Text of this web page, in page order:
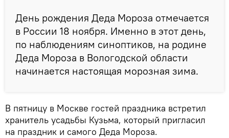
День рождения Деда Мороза отмечается
в России 18 ноября. Именно в этот день,
по наблюдениям синоптиков, на родине
Деда Мороза в Вологодской области
начинается настоящая морозная зима.
В пятницу в Москве гостей праздника встретил
хранитель усадьбы Кузьма, который пригласил
на праздник и самого Деда Мороза.